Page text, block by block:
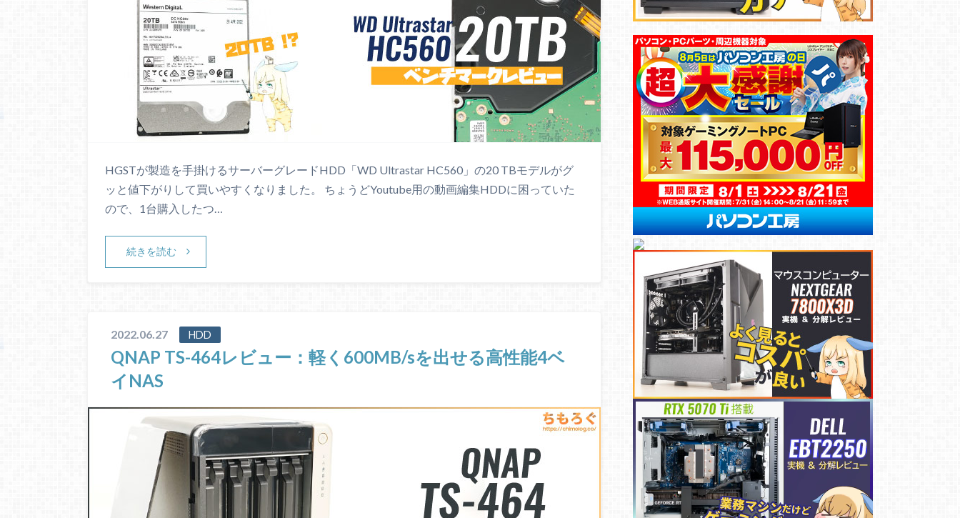
HGSTが製造を手掛けるサーバーグレードHDD「WD Ultrastar HC560」の20 TBモデルがグ
ッと値下がりして買いやすくなりました。 ちょうどYoutube用の動画編集HDDに困っていた
ので、1台購入したつ…
続きを読む
2022.06.27 HDD
QNAP TS-464レビュー：軽く600MB/sを出せる高性能4ベ
イNAS